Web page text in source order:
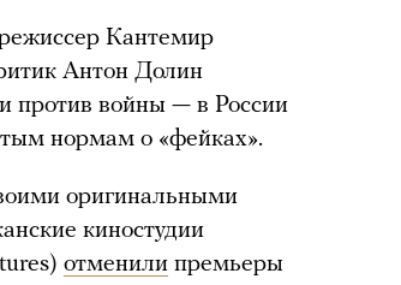
Кантемир
Антон Долин
против войны — в России
нормам о «фейках».
оригинальными
киностудии
отменили премьеры